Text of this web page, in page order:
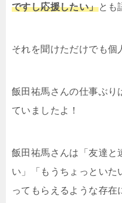
ですし応援したい」とも
それを聞けただけでも個
飯田祐馬さんの仕事ぶり
ていましたよ！
飯田祐馬さんは「友達と
い」「もうちょっといた
ってもらえるような存在